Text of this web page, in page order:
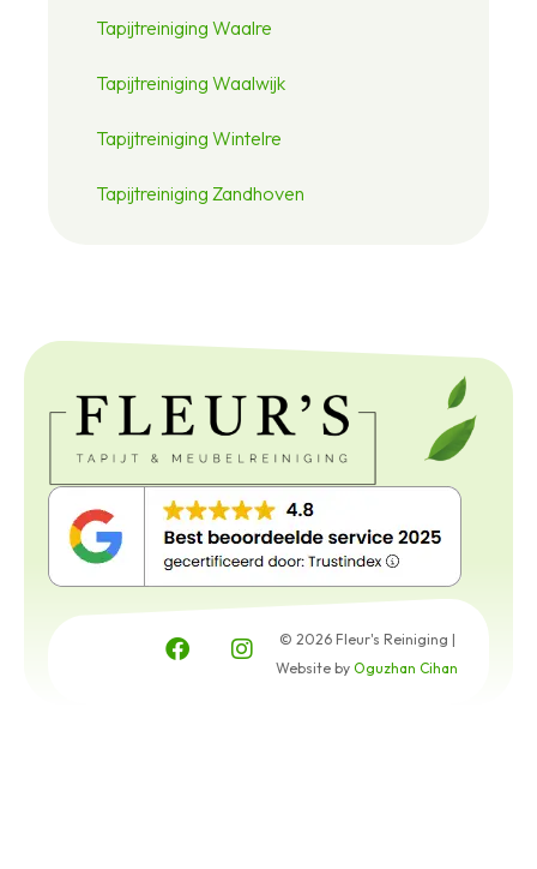
Tapijtreiniging Waalre
Tapijtreiniging Waalwijk
Tapijtreiniging Wintelre
Tapijtreiniging Zandhoven
© 2026 Fleur's Reiniging |
Website by Oguzhan Cihan